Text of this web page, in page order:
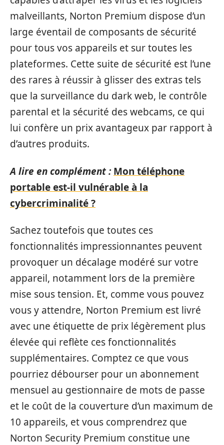
malveillants, Norton Premium dispose d’un
large éventail de composants de sécurité
pour tous vos appareils et sur toutes les
plateformes. Cette suite de sécurité est l’une
des rares à réussir à glisser des extras tels
que la surveillance du dark web, le contrôle
parental et la sécurité des webcams, ce qui
lui confère un prix avantageux par rapport à
d’autres produits.
A lire en complément : Mon téléphone
portable est-il vulnérable à la
cybercriminalité ?
Sachez toutefois que toutes ces
fonctionnalités impressionnantes peuvent
provoquer un décalage modéré sur votre
appareil, notamment lors de la première
mise sous tension. Et, comme vous pouvez
vous y attendre, Norton Premium est livré
avec une étiquette de prix légèrement plus
élevée qui reflète ces fonctionnalités
supplémentaires. Comptez ce que vous
pourriez débourser pour un abonnement
mensuel au gestionnaire de mots de passe
et le coût de la couverture d’un maximum de
10 appareils, et vous comprendrez que
Norton Security Premium constitue une